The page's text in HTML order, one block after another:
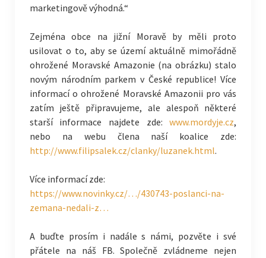
marketingově výhodná.“
Zejména obce na jižní Moravě by měli proto
usilovat o to, aby se území aktuálně mimořádně
ohrožené Moravské Amazonie (na obrázku) stalo
novým národním parkem v České republice! Více
informací o ohrožené Moravské Amazonii pro vás
zatím ještě připravujeme, ale alespoň některé
starší informace najdete zde:www.mordyje.cz,
nebo na webu člena naší koalice zde:
http://www.filipsalek.cz/clanky/luzanek.html.
Více informací zde:
https://www.novinky.cz/…/430743-poslanci-na-
zemana-nedali-z…
A buďte prosím i nadále s námi, pozvěte i své
přátele na náš FB. Společně zvládneme nejen